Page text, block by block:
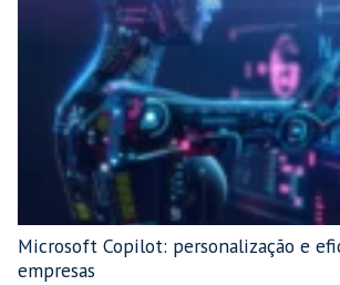
Microsoft Copilot: personalização e
empresas